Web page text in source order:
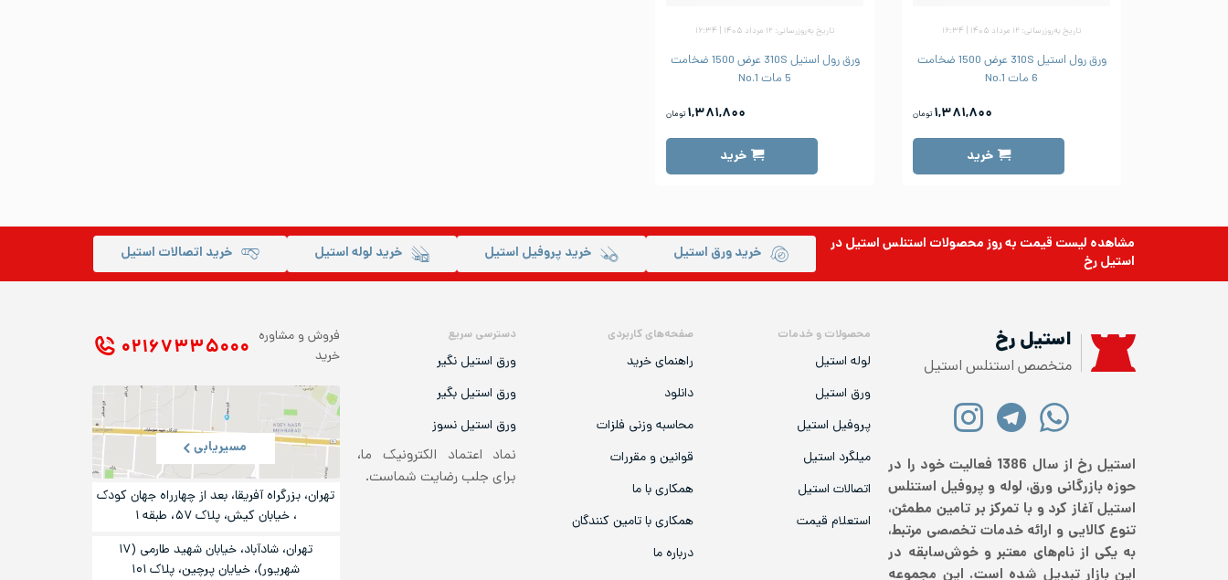
تاریخ به‌روزرسانی: ۱۲ مرداد ۱۴۰۵ | ۱۶:۳۴
ورق رول استیل 310S عرض 1500 ضخامت
6 مات No.1
۱,۳۸۱,۸۰۰ تومان
خرید
تاریخ به‌روزرسانی: ۱۲ مرداد ۱۴۰۵ | ۱۶:۳۴
ورق رول استیل 310S عرض 1500 ضخامت
5 مات No.1
۱,۳۸۱,۸۰۰ تومان
خرید
مشاهده لیست قیمت به روزمحصولات استنلس استیلدر
استیل رخ
خرید ورق استیل خرید پروفیل استیل خرید لوله استیل خرید اتصالات استیل
استیل رخ
متخصص استنلس استیل
استیل رخ از سال 1386 فعالیت خود را در
حوزه بازرگانی ورق، لوله و پروفیل استنلس
استیل آغاز کرد و با تمرکز بر تامین مطمئن،
تنوع کالایی و ارائه خدمات تخصصی مرتبط،
به یکی از نام‌های معتبر و خوش‌سابقه در
این بازار تبدیل شده است. این مجموعه
محصولات و خدمات
لوله استیل
ورق استیل
پروفیل استیل
میلگرد استیل
اتصالات استیل
استعلام قیمت
صفحه‌های کاربردی
راهنمای خرید
دانلود
محاسبه وزنی فلزات
قوانین و مقررات
همکاری با ما
همکاری با تامین کنندگان
درباره ما
دسترسی سریع
ورق استیل نگیر
ورق استیل بگیر
ورق استیل نسوز
نماد اعتماد الکترونیک ما،
برای جلب رضایت شماست.
فروش و مشاوره
خرید
۰۲۱ ۶۷۳۳۵۰۰۰
مسیریابی
تهران، بزرگراه آفریقا، بعد از چهارراه جهان کودک
، خیابان کیش، پلاک ۵۷، طبقه ۱
تهران، شادآباد، خیابان شهید طارمی (۱۷
شهریور)، خیایان پرچین، پلاک ۱۰۱